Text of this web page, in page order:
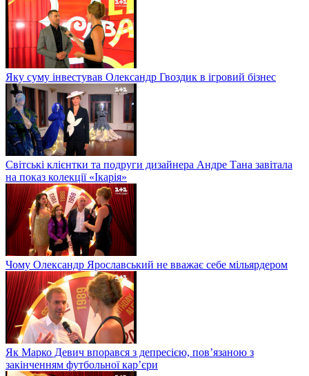
Яку суму інвестував Олександр Гвоздик в ігровий бізнес
Світські клієнтки та подруги дизайнера Андре Тана завітала
на показ колекції «Ікарія»
Чому Олександр Ярославський не вважає себе мільярдером
Як Марко Девич впорався з депресією, пов’язаною з
закінченням футбольної кар’єри